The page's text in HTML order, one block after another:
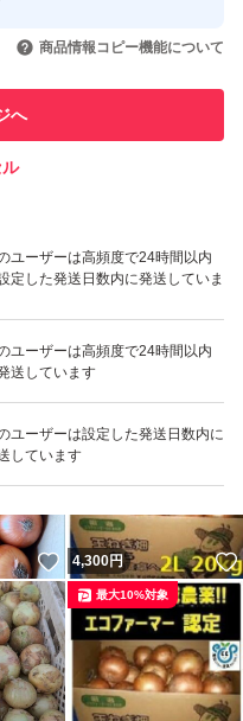
で15キロです
、 水分が多く・皮が薄
きません。
ペーパーが湿ったら交
を完了させた実績があります
取引実績があります
ユーザーは高頻度で24時間以内
定した発送日数内に発送していま
ユーザーは高頻度で24時間以内
送しています
ユーザーは設定した発送日数内に
しています
商品情報コピー機能について
へ
いいね！
3,980
いいね！
4,300円
最大10%対象